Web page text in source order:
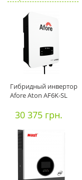
Гибридный инвертор
Afore Aton AF6K-SL
30 375 грн.